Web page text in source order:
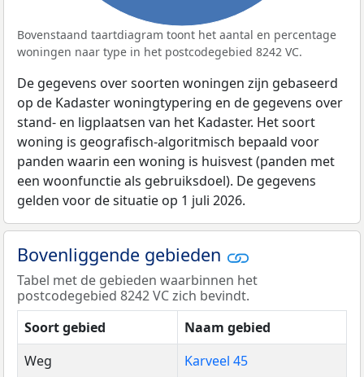
Bovenstaand taartdiagram toont het aantal en percentage
woningen naar type in het postcodegebied 8242 VC.
De gegevens over soorten woningen zijn gebaseerd
op de Kadaster woningtypering en de gegevens over
stand- en ligplaatsen van het Kadaster. Het soort
woning is geografisch-algoritmisch bepaald voor
panden waarin een woning is huisvest (panden met
een woonfunctie als gebruiksdoel). De gegevens
gelden voor de situatie op 1 juli 2026.
Bovenliggende gebieden
Tabel met de gebieden waarbinnen het
postcodegebied 8242 VC zich bevindt.
Soort gebied
Naam gebied
Weg
Karveel 45